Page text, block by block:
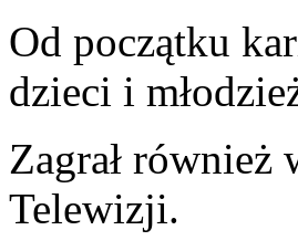
Od początku
dzieci i
Zagrał również
Telewizji.